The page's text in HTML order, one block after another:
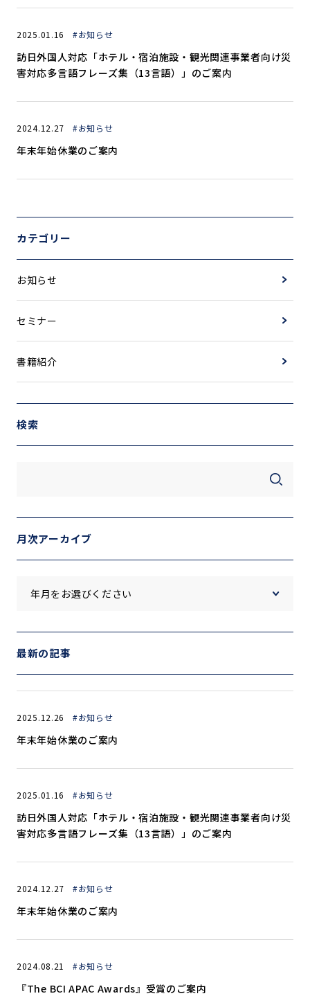
2025.01.16 #お知らせ
訪日外国人対応「ホテル・宿泊施設・観光関連事業者向け災
害対応多言語フレーズ集（13言語）」のご案内
2024.12.27 #お知らせ
年末年始休業のご案内
カテゴリー
お知らせ
セミナー
書籍紹介
検索
月次アーカイブ
最新の記事
2025.12.26 #お知らせ
年末年始休業のご案内
2025.01.16 #お知らせ
訪日外国人対応「ホテル・宿泊施設・観光関連事業者向け災
害対応多言語フレーズ集（13言語）」のご案内
2024.12.27 #お知らせ
年末年始休業のご案内
2024.08.21 #お知らせ
『The BCI APAC Awards』受賞のご案内